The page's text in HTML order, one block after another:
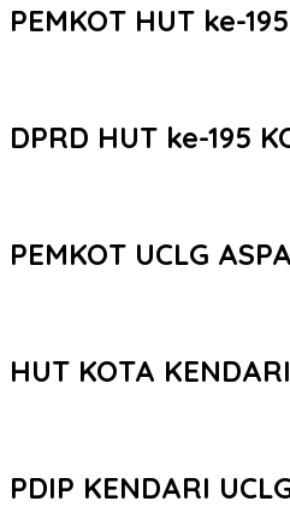
PEMKOT HUT ke-
DPRD HUT ke-195
PEMKOT UCLG
HUT KOTA
PDIP KENDARI